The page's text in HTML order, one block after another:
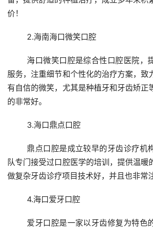
价！
	2.海南海口微笑口腔
服务，注重细节和个性化的治疗方案，致
有自信的微笑，尤其是种植牙和牙齿矫正
的非常好。
	3.海口鼎点口腔
	鼎点口腔是成立较早的牙齿诊疗机构，他们的医护团
队专门接受过口腔医学的培训，提供温暖
做复杂牙齿诊疗项目技术好，并且也非常
	4.海口爱牙口腔